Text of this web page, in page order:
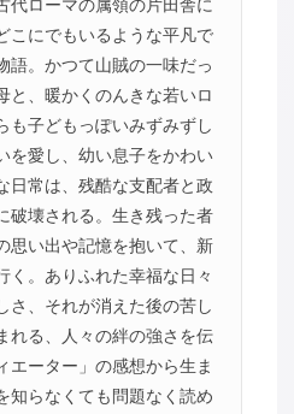
代ローマの属領の片田舎に
こにでもいるような平凡で
語。かつて山賊の一味だっ
と、暖かくのんきな若いロ
も子どもっぽいみずみずし
を愛し、幼い息子をかわい
日常は、残酷な支配者と政
破壊される。生き残った者
思い出や記憶を抱いて、新
く。ありふれた幸福な日々
さ、それが消えた後の苦し
れる、人々の絆の強さを伝
エーター」の感想から生ま
知らなくても問題なく読め